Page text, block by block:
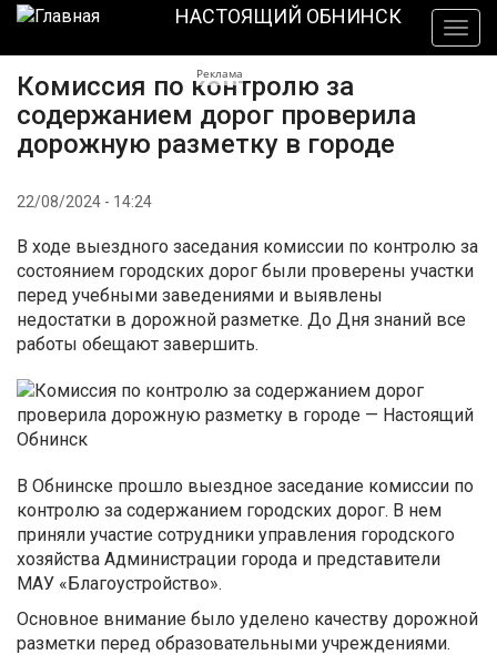
Перейти
основному
содержанию
НАСТОЯЩИЙ ОБНИНСК
Реклама
Комиссия по контролю за
содержанием дорог проверила
дорожную разметку в городе
22/08/2024 - 14:24
В ходе выездного заседания комиссии по контролю за
состоянием городских дорог были проверены участки
перед учебными заведениями и выявлены
недостатки в дорожной разметке. До Дня знаний все
работы обещают завершить.
В Обнинске прошло выездное заседание комиссии по
контролю за содержанием городских дорог. В нем
приняли участие сотрудники управления городского
хозяйства Администрации города и представители
МАУ «Благоустройство».
Основное внимание было уделено качеству дорожной
разметки перед образовательными учреждениями.